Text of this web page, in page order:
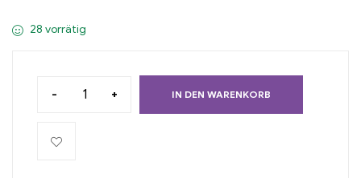
28 vorrätig
- + IN DEN WARENKORB